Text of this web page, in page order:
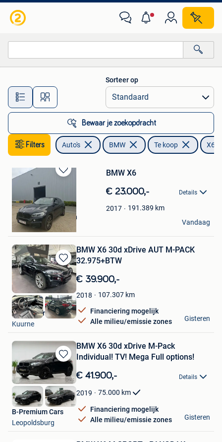
Alle afstanden…
Sorteer op
Bewaar je zoekopdracht
Filters Auto's BMW Te koop X6
Bewaren
Mijn
Favorieten
BMW X6
€ 23.000,- Details
2017 191.389 km
Rostyslav Churevych
Berlaar
Vandaag
Bewaren
in
Mijn
Favorieten
BMW X6 30d xDrive AUT M-PACK
32.975+BTW
€ 39.900,-
2018 107.307 km
Financiering mogelijk
Alle milieu/emissie zones
B&o Motors
Kuurne
Gisteren
Bewaren
in
Mijn
Favorieten
BMW X6 30d xDrive M-Pack
Individual! TV! Mega Full options!
€ 41.900,- Details
2019 75.000 km
Financiering mogelijk
Alle milieu/emissie zones
B-Premium Cars
Leopoldsburg
Gisteren